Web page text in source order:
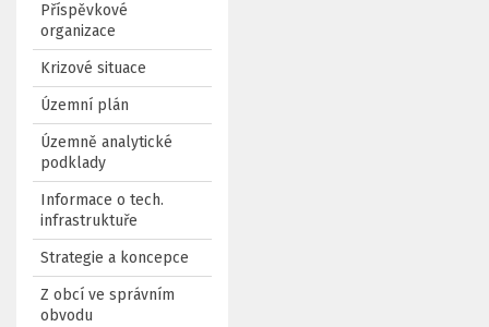
Příspěvkové
organizace
Krizové situace
Územní plán
Územně analytické
podklady
Informace o tech.
infrastruktuře
Strategie a koncepce
Z obcí ve správním
obvodu